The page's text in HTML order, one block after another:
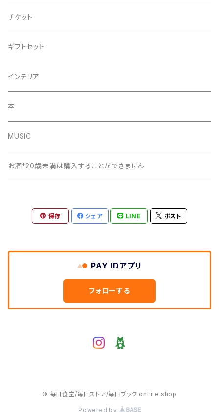
その他
レディース
かご
布
小物類
チケット
ギフトセット
インテリア
本
MUSIC
お酒*20歳未満は購入することができません
保存 シェア LINE ポスト
PAY IDアプリ
フォローする
© 毎日食堂/毎日ストア/毎日ブック online shop
Powered by